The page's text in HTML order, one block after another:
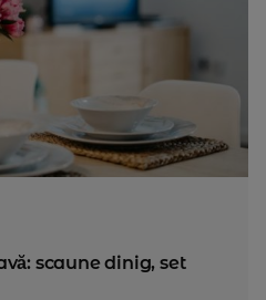
scaune dinig, set